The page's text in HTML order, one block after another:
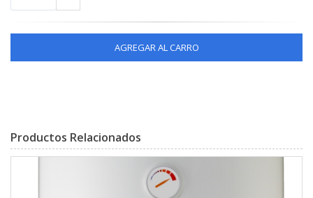
AGREGAR AL CARRO
Productos Relacionados